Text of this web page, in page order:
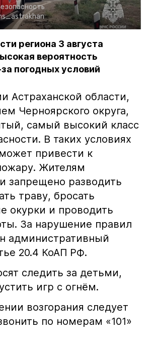
региона 3 августа
вероятность
погодных условий
Астраханской области,
Черноярского округа,
самый высокий класс
В таких условиях
привести к
Жителям
запрещено разводить
траву, бросать
окурки и проводить
За нарушение правил
административный
20.4 КоАП РФ.
следить за детьми,
игр с огнём.
возгорания следует
по номерам «101»